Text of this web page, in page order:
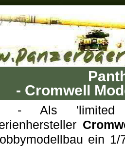
- Cromwell
- Als 'limited
ein